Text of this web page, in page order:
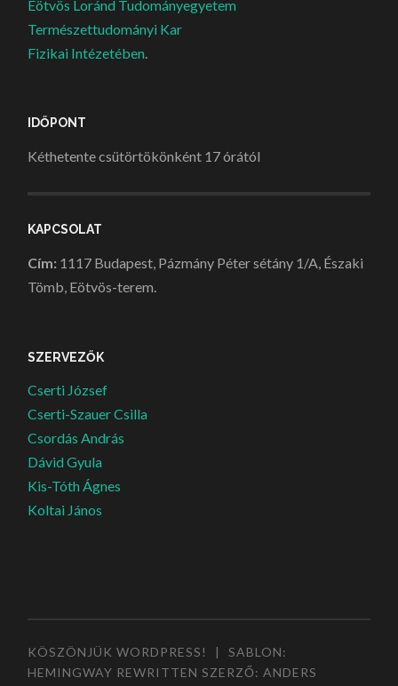
Eötvös Loránd Tudományegyetem
Természettudományi Kar
Fizikai Intézetében
IDŐPONT
Kéthetente csütörtökönként 17 órától
KAPCSOLAT
Cím: 1117 Budapest, Pázmány Péter sétány 1/A, Északi
Tömb, Eötvös-terem.
SZERVEZŐK
Cserti József
Cserti-Szauer Csilla
Csordás András
Dávid Gyula
Kis-Tóth Ágnes
Koltai János
KÖSZÖNJÜK WORDPRESS! |
SABLON:
HEMINGWAY REWRITTEN SZERZŐ:ANDERS